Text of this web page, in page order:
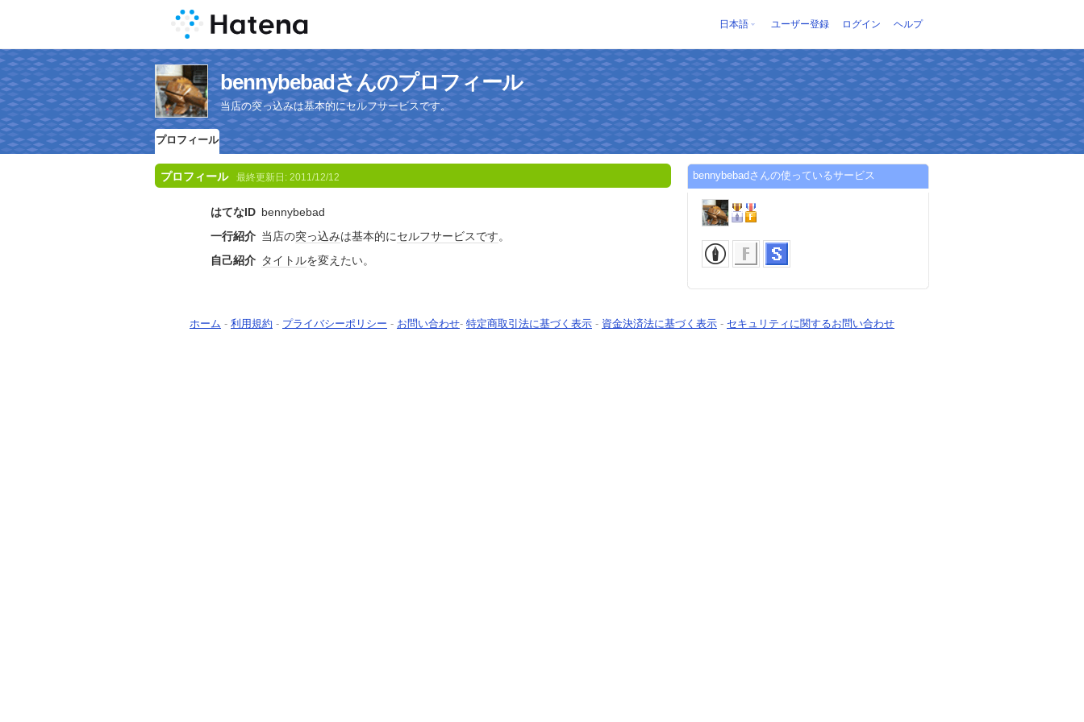
日本語 ユーザー登録 ログイン ヘルプ
bennybebadさんのプロフィール
当店の突っ込みは基本的にセルフサービスです。
プロフィール
プロフィール 最終更新日: 2011/12/12
はてなID bennybebad
一行紹介 当店の突っ込みは基本的にセルフサービスです。
自己紹介 タイトルを変えたい。
bennybebadさんの使っているサービス
ホーム - 利用規約 - プライバシーポリシー - お問い合わせ- 特定商取引法に基づく表示 - 資金決済法に基づく表示 - セキュリティに関するお問い合わせ